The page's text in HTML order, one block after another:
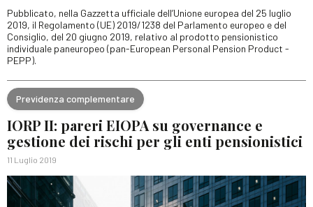
Pubblicato, nella Gazzetta ufficiale dell’Unione europea del 25 luglio
2019, il Regolamento (UE) 2019/1238 del Parlamento europeo e del
Consiglio, del 20 giugno 2019, relativo al prodotto pensionistico
individuale paneuropeo (pan-European Personal Pension Product -
PEPP).
Previdenza complementare
IORP II: pareri EIOPA su governance e
gestione dei rischi per gli enti pensionistici
11 Luglio 2019